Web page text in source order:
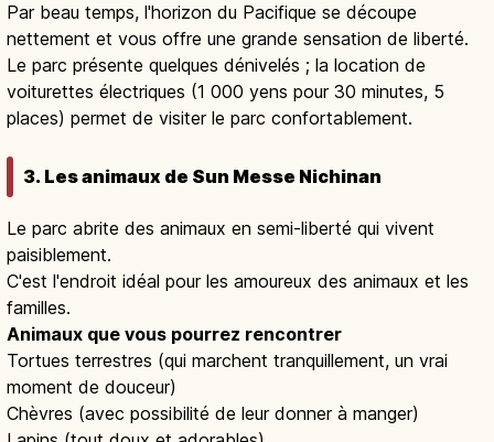
Par beau temps, l'horizon du Pacifique se découpe
nettement et vous offre une grande sensation de liberté.
Le parc présente quelques dénivelés ; la location de
voiturettes électriques (1 000 yens pour 30 minutes, 5
places) permet de visiter le parc confortablement.
3. Les animaux de Sun Messe Nichinan
Le parc abrite des animaux en semi-liberté qui vivent
paisiblement.
C'est l'endroit idéal pour les amoureux des animaux et les
familles.
Animaux que vous pourrez rencontrer
Tortues terrestres (qui marchent tranquillement, un vrai
moment de douceur)
Chèvres (avec possibilité de leur donner à manger)